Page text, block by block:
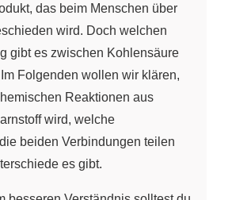
das beim Menschen über
wird. Doch welchen
gibt es zwischen Kohlensäure
Folgenden wollen wir klären,
Reaktionen aus
wird, welche
beiden Verbindungen teilen
es gibt.